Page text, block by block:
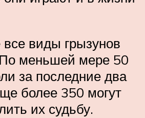
виды грызунов
меньшей мере 50
за последние два
более 350 могут
их судьбу.